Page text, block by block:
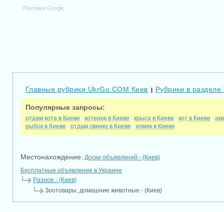
Реклама Google
Главные рубрики UkrGo.COM Киев | Рубрики в
Популярные запросы:
отдам кота в Киеве котенок в Киеве крыса в Киеве кот в Киеве
рыбок в Киеве
отдам свинку в Киеве хомяк в Киеве
Местонахождение: Доски объявлений - (Киев)
Бесплатные объявления в Украине
Разное - (Киев)
Зоотовары, домашние животные - (Киев)